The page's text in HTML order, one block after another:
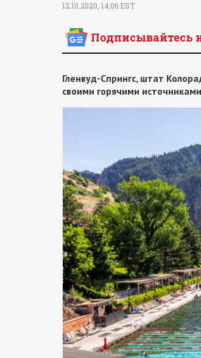
12.10.2020, 14:06 EST
Подписывайтесь
Гленвуд-Спрингс, штат
своими горячими